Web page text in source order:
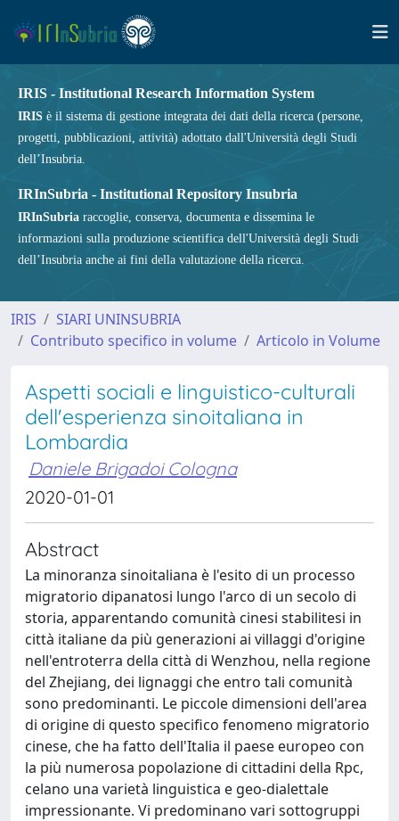
IRIS - Institutional Research Information System
IRIS è il sistema di gestione integrata dei dati della ricerca (persone,
progetti, pubblicazioni, attività) adottato dall'Università degli Studi
dell’Insubria.
IRInSubria - Institutional Repository Insubria
IRInSubria raccoglie, conserva, documenta e dissemina le
informazioni sulla produzione scientifica dell'Università degli Studi
dell’Insubria anche ai fini della valutazione della ricerca.
IRIS
SIARI UNINSUBRIA
Contributo specifico in volume
Articolo in Volume
Aspetti sociali e linguistico-culturali
dell'esperienza sinoitaliana in
Lombardia
Daniele Brigadoi Cologna
2020-01-01
Abstract
La minoranza sinoitaliana è l'esito di un processo
migratorio dipanatosi lungo l'arco di un secolo di
storia, apparentando comunità cinesi stabilitesi in
città italiane da più generazioni ai villaggi d'origine
nell'entroterra della città di Wenzhou, nella regione
del Zhejiang, dei lignaggi che entro tali comunità
sono predominanti. Le piccole dimensioni dell'area
di origine di questo specifico fenomeno migratorio
cinese, che ha fatto dell'Italia il paese europeo con
la più numerosa popolazione di cittadini della Rpc,
celano una varietà linguistica e geo-dialettale
impressionante. Vi predominano vari sottogruppi